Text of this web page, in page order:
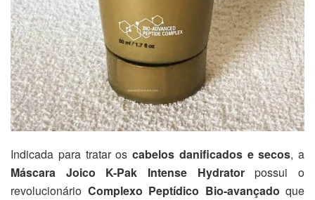
Indicada para tratar os cabelos danificados e secos, a
Máscara Joico K-Pak Intense Hydratorpossui o
revolucionário Complexo Peptídico Bio-avançado que